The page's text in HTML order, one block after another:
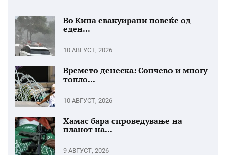
Во Кина евакуирани повеќе од
еден...
10 АВГУСТ, 2026
Времето денеска: Сончево и многу
топло...
10 АВГУСТ, 2026
Хамас бара спроведување на
планот на...
9 АВГУСТ, 2026